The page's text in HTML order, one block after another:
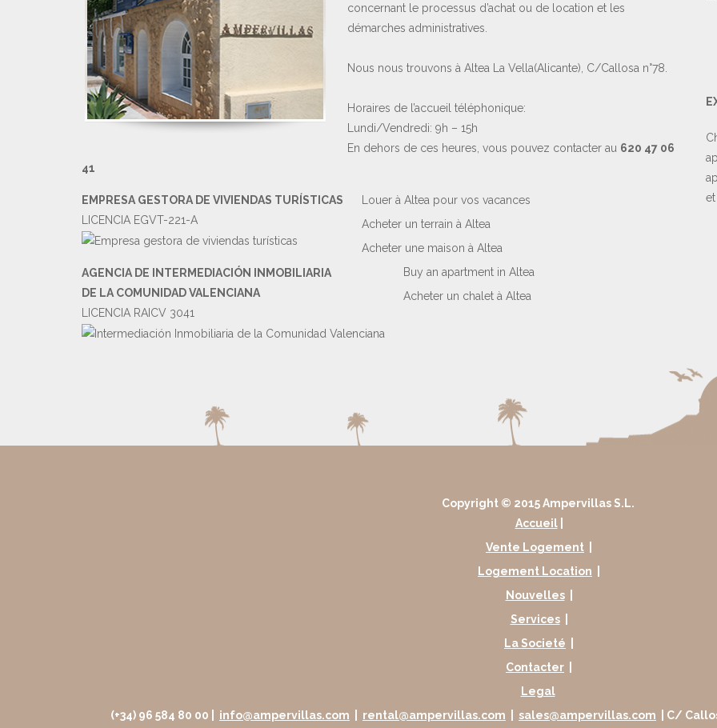
concernant le processus d’achat ou de location et les
démarches administratives.
Nous nous trouvons à Altea La Vella(Alicante), C/Callosa n°78.
Horaires de l’accueil téléphonique:
Lundi/Vendredi: 9h – 15h
En dehors de ces heures, vous pouvez contacter au 620 47 06
41
EMPRESA GESTORA DE VIVIENDAS TURÍSTICAS
LICENCIA EGVT-221-A
AGENCIA DE INTERMEDIACIÓN INMOBILIARIA
DE LA COMUNIDAD VALENCIANA
LICENCIA RAICV 3041
Louer à Altea pour vos vacances
Acheter un terrain à Altea
Acheter une maison à Altea
Buy an apartment in Altea
Acheter un chalet à Altea
et
Copyright © 2015 Ampervillas S.L.
Accueil
Vente Logement
Logement Location
Nouvelles
Services
La Societé
Contacter
Legal
(+34) 96 584 80 00 |
info@ampervillas.com rental@ampervillas.com sales@ampervillas.com | C/